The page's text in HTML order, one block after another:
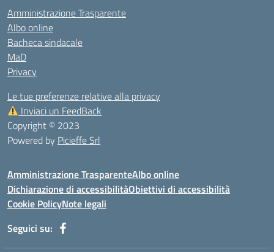
Amministrazione Trasparente
Albo online
Bacheca sindacale
MaD
Privacy
Le tue preferenze relative alla privacy
Inviaci un FeedBack
Copyright © 2023
Powered by Picieffe Srl
Amministrazione TrasparenteAlbo online
Dichiarazione di accessibilitàObiettivi di accessibilità
Cookie PolicyNote legali
Seguici su: